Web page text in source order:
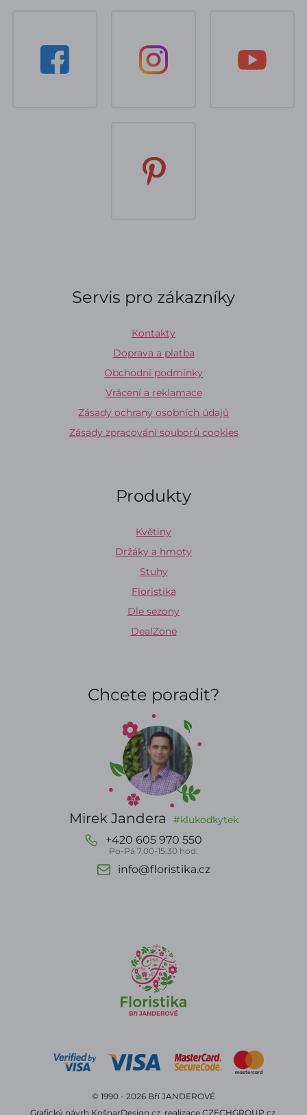
Servis pro zákazníky
Kontakty
Doprava a platba
Obchodní podmínky
Vrácení a reklamace
Zásady ochrany osobních údajů
Zásady zpracování souborů cookies
Produkty
Květiny
Držáky a hmoty
Stuhy
Floristika
Dle sezony
DealZone
Chcete poradit?
Mirek Jandera #klukodkytek
+420 605 970 550
Po-Pá 7.00-15.30 hod.
info@floristika.cz
© 1990 - 2026 Bří JANDEROVÉ
Grafický návrh KošnarDesign.cz, realizace CZECHGROUP.cz.